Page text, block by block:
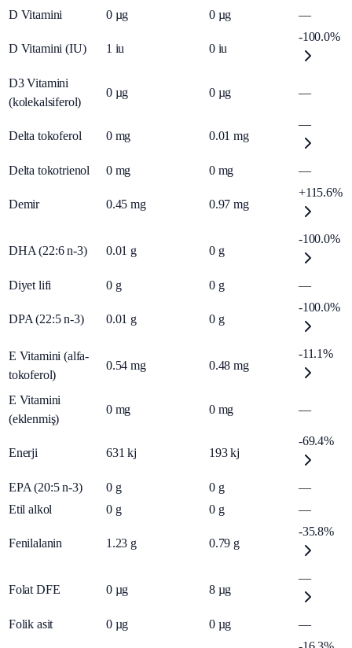
D Vitamini 0 µg 0 µg —
D Vitamini (IU) 1 iu 0 iu
-100.0%
D3 Vitamini
(kolekalsiferol)
0 µg 0 µg —
Delta tokoferol 0 mg 0.01 mg
—
Delta tokotrienol 0 mg 0 mg —
Demir 0.45 mg 0.97 mg
+115.6%
DHA (22:6 n-3) 0.01 g 0 g
-100.0%
Diyet lifi 0 g 0 g —
DPA (22:5 n-3) 0.01 g 0 g
-100.0%
E Vitamini (alfa-
tokoferol)
0.54 mg 0.48 mg
-11.1%
E Vitamini
(eklenmiş)
0 mg 0 mg —
Enerji 631 kj 193 kj
-69.4%
EPA (20:5 n-3) 0 g 0 g
—
Etil alkol
0 g 0 g —
Fenilalanin 1.23 g 0.79 g
-35.8%
Folat DFE 0 µg 8 µg
—
Folik asit 0 µg 0 µg —